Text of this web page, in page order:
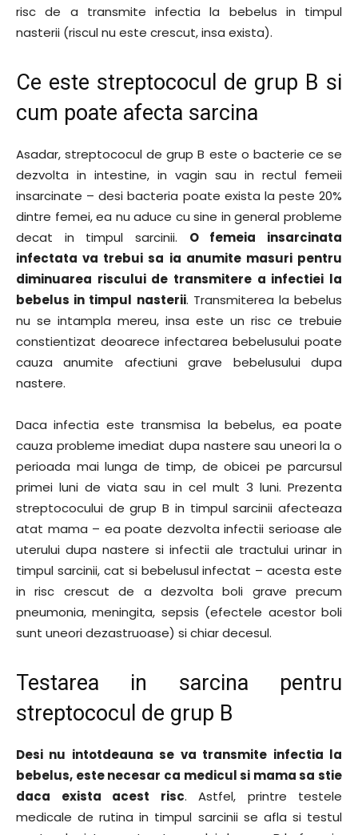
risc de a transmite infectia la bebelus in timpul
nasterii (riscul nu este crescut, insa exista).
Ce este streptococul de grup B si
cum poate afecta sarcina
Asadar, streptococul de grup B este o bacterie ce se
dezvolta in intestine, in vagin sau in rectul femeii
insarcinate – desi bacteria poate exista la peste 20%
dintre femei, ea nu aduce cu sine in general probleme
decat in timpul sarcinii. O femeia insarcinata
infectata va trebui sa ia anumite masuri pentru
diminuarea riscului de transmitere a infectiei la
bebelus in timpul nasterii. Transmiterea la bebelus
nu se intampla mereu, insa este un risc ce trebuie
constientizat deoarece infectarea bebelusului poate
cauza anumite afectiuni grave bebelusului dupa
nastere.
Daca infectia este transmisa la bebelus, ea poate
cauza probleme imediat dupa nastere sau uneori la o
perioada mai lunga de timp, de obicei pe parcursul
primei luni de viata sau in cel mult 3 luni. Prezenta
streptococului de grup B in timpul sarcinii afecteaza
atat mama – ea poate dezvolta infectii serioase ale
uterului dupa nastere si infectii ale tractului urinar in
timpul sarcinii, cat si bebelusul infectat – acesta este
in risc crescut de a dezvolta boli grave precum
pneumonia, meningita, sepsis (efectele acestor boli
sunt uneori dezastruoase) si chiar decesul.
Testarea in sarcina pentru
streptococul de grup B
Desi nu intotdeauna se va transmite infectia la
bebelus, este necesar ca medicul si mama sa stie
daca exista acest risc. Astfel, printre testele
medicale de rutina in timpul sarcinii se afla si testul